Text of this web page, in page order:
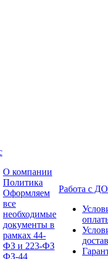
О компании
Политика
Оформляем
все
необходимые
документы в
рамках 44-
ФЗ и 223-ФЗ
ФЗ-44
Работа с